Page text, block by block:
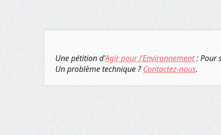
Une pétition d'Agir pour l’Environnement: Pour
Un problème technique ?Contactez-nous.